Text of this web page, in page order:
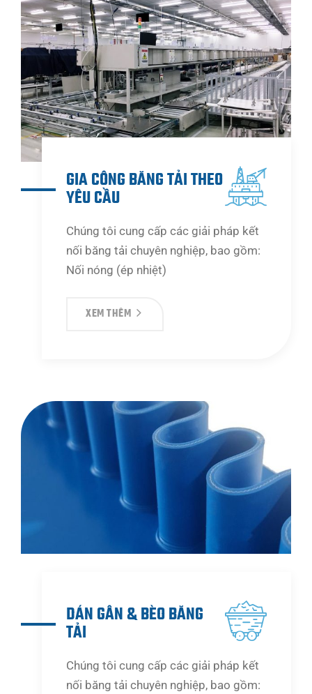
GIA CÔNG BĂNG TẢI THEO
YÊU CẦU
Chúng tôi cung cấp các giải pháp kết
nối băng tải chuyên nghiệp, bao gồm:
Nối nóng (ép nhiệt)
XEM THÊM
DÁN GÂN & BÈO BĂNG
TẢI
Chúng tôi cung cấp các giải pháp kết
nối băng tải chuyên nghiệp, bao gồm: